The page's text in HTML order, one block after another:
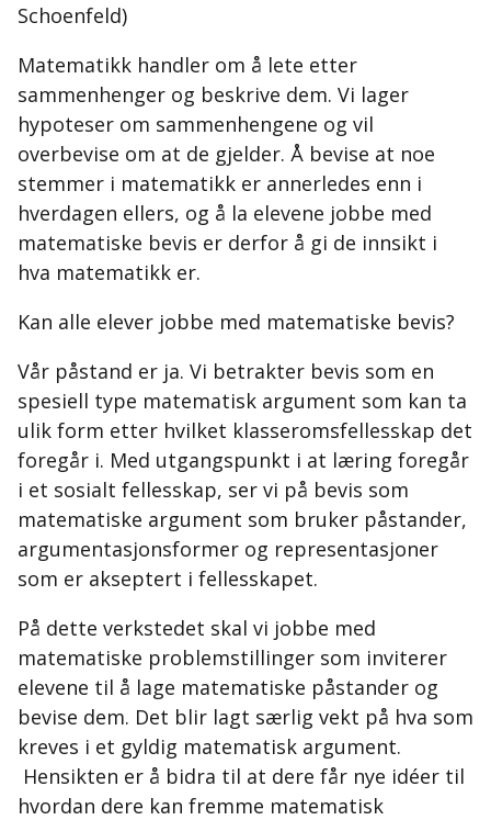
Schoenfeld)
Matematikk handler om å lete etter
sammenhenger og beskrive dem. Vi lager
hypoteser om sammenhengene og vil
overbevise om at de gjelder. Å bevise at noe
stemmer i matematikk er annerledes enn i
hverdagen ellers, og å la elevene jobbe med
matematiske bevis er derfor å gi de innsikt i
hva matematikk er.
Kan alle elever jobbe med matematiske bevis?
Vår påstand er ja. Vi betrakter bevis som en
spesiell type matematisk argument som kan ta
ulik form etter hvilket klasseromsfellesskap det
foregår i. Med utgangspunkt i at læring foregår
i et sosialt fellesskap, ser vi på bevis som
matematiske argument som bruker påstander,
argumentasjonsformer og representasjoner
som er akseptert i fellesskapet.
På dette verkstedet skal vi jobbe med
matematiske problemstillinger som inviterer
elevene til å lage matematiske påstander og
bevise dem. Det blir lagt særlig vekt på hva som
kreves i et gyldig matematisk argument.
Hensikten er å bidra til at dere får nye idéer til
hvordan dere kan fremme matematisk